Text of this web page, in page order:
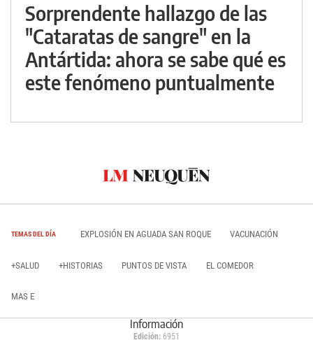
Sorprendente hallazgo de las
"Cataratas de sangre" en la
Antártida: ahora se sabe qué es
este fenómeno puntualmente
TEMAS DEL DÍA EXPLOSIÓN EN AGUADA SAN ROQUE VACUNACIÓN
+SALUD +HISTORIAS PUNTOS DE VISTA EL COMEDOR
MAS E
Información
Edición: 6951